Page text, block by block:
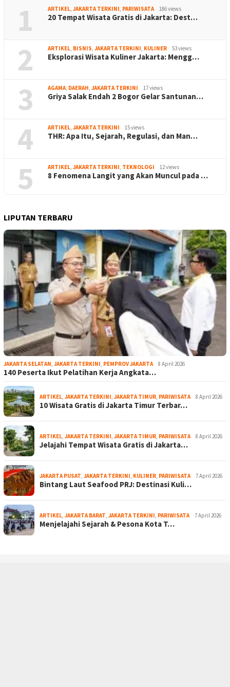
1 ARTIKEL, JAKARTA TERKINI, PARIWISATA 186 views
20 Tempat Wisata Gratis di Jakarta: Dest…
2 ARTIKEL, BISNIS, JAKARTA TERKINI, KULINER 53 views
Eksplorasi Wisata Kuliner Jakarta: Mengg…
3 AGAMA, DAERAH, JAKARTA TERKINI 17 views
Griya Salak Endah 2 Bogor Gelar Santunan…
4 ARTIKEL, JAKARTA TERKINI 15 views
THR: Apa Itu, Sejarah, Regulasi, dan Man…
5 ARTIKEL, JAKARTA TERKINI, TEKNOLOGI 12 views
8 Fenomena Langit yang Akan Muncul pada …
LIPUTAN TERBARU
JAKARTA SELATAN, JAKARTA TERKINI, PEMPROV JAKARTA 8 April 2026
140 Peserta Ikut Pelatihan Kerja Angkata…
ARTIKEL, JAKARTA TERKINI, JAKARTA TIMUR, PARIWISATA 8 April 2026
10 Wisata Gratis di Jakarta Timur Terbar…
ARTIKEL, JAKARTA TERKINI, JAKARTA TIMUR, PARIWISATA 8 April 2026
Jelajahi Tempat Wisata Gratis di Jakarta…
JAKARTA PUSAT, JAKARTA TERKINI, KULINER, PARIWISATA 7 April 2026
Bintang Laut Seafood PRJ: Destinasi Kuli…
ARTIKEL, JAKARTA BARAT, JAKARTA TERKINI, PARIWISATA 7 April 2026
Menjelajahi Sejarah & Pesona Kota T…